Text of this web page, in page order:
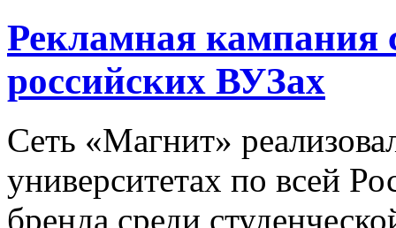
Рекламная кампания
российских ВУЗах
Сеть «Магнит»
университетах по всей
бренда среди